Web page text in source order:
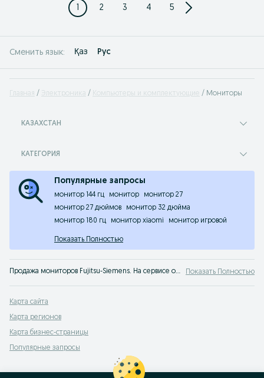
1 2 3 4 5
Сменить язык: Қаз Рус
Главная Электроника Компьютеры и комплектующие Мониторы
КАЗАХСТАН
КАТЕГОРИЯ
Популярные запросы
монитор 144 гц монитор
монитор 27
монитор 27 дюймов
монитор 32 дюйма
монитор 180 гц
монитор xiaomi монитор игровой
Показать Полностью
Продажа мониторов Fujitsu-Siemens. На сервисе объявлений OLX Казахстан легко и быстро можно купить монитор Fujitsu-Siemens б/у. Покупай лучшие мониторы на OLX! Показать Полностью
Карта сайта
Карта регионов
Карта бизнес-страницы
Популярные запросы